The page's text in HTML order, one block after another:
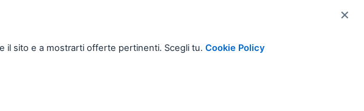
×
il sito e a mostrarti offerte pertinenti. Scegli tu. Cookie Policy